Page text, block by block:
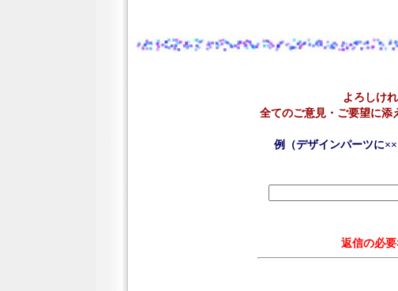
よろしけ
全てのご意見・ご要望に添
例（デザインパーツに
返信の必要